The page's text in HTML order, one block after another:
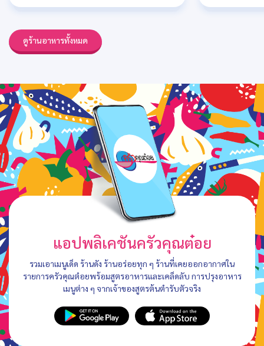
ดูร้านอาหารทั้งหมด
แอปพลิเคชันครัวคุณต๋อย
รวมเอาเมนูเด็ด ร้านดัง ร้านอร่อยทุก ๆ ร้านที่เคยออกอากาศใน
รายการครัวคุณต๋อยพร้อมสูตรอาหารและเคล็ดลับ การปรุงอาหาร
เมนูต่าง ๆ จากเจ้าของสูตรต้นตำรับตัวจริง